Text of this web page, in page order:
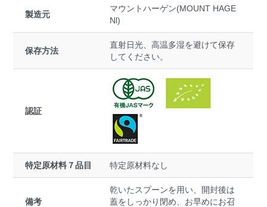
製造元
マウントハーゲン(MOUNT HAGE
Nl)
保存方法
直射日光、高温多湿を避けて保存
してください。
認証
特定原材料７品目 特定原材料なし
備考
乾いたスプーンを用い、開封後は
蓋をしっかり閉め、お早めにお召